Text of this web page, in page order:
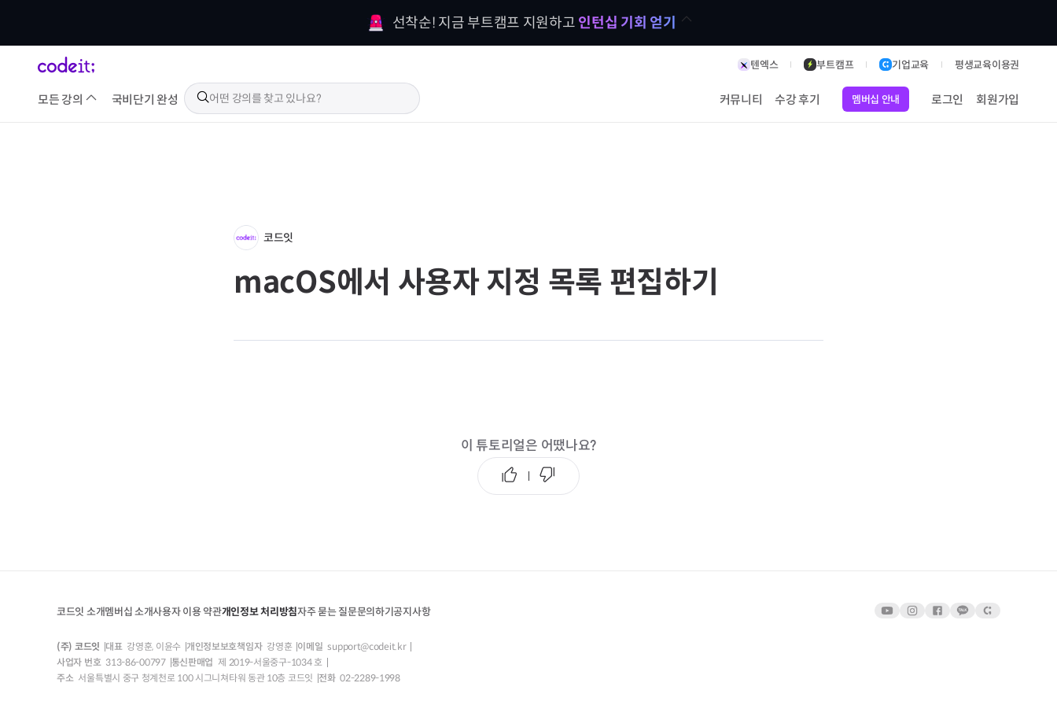
선착순! 지금 부트캠프 지원하고 인턴십 기회 얻기
텐엑스 부트캠프 기업교육 평생교육이용권
모든 강의 국비단기 완성 커뮤니티 수강 후기 멤버십 안내 로그인 회원가입
코드잇
macOS에서 사용자 지정 목록 편집하기
이 튜토리얼은 어땠나요?
코드잇 소개멤버십 소개사용자 이용 약관개인정보 처리방침자주 묻는 질문문의하기공지사항
(주) 코드잇 대표 강영훈, 이윤수 개인정보보호책임자 강영훈 이메일 support@codeit.kr
사업자 번호 313-86-00797 통신판매업 제 2019-서울중구-1034 호
주소 서울특별시 중구 청계천로 100 시그니쳐타워 동관 10층 코드잇 전화 02-2289-1998